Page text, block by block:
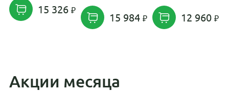
15 326
15 984 12 960
Акции месяца